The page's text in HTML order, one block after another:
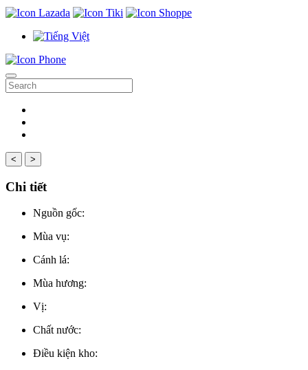
< >
Chi tiết
Nguồn gốc:
Mùa vụ:
Cánh lá:
Mùa hương:
Vị:
Chất nước:
Điều kiện kho: